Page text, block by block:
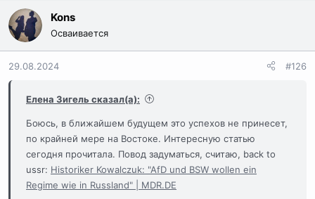
а
к
ц
Kons
Осваивается
29.08.2024 #126
Елена Зигель сказал(а):
Боюсь, в ближайшем будущем это успехов не принесет,
по крайней мере на Востоке. Интересную статью
сегодня прочитала. Повод задуматься, считаю, back to
ussr: Historiker Kowalczuk: "AfD und BSW wollen ein
Regime wie in Russland" | MDR.DE